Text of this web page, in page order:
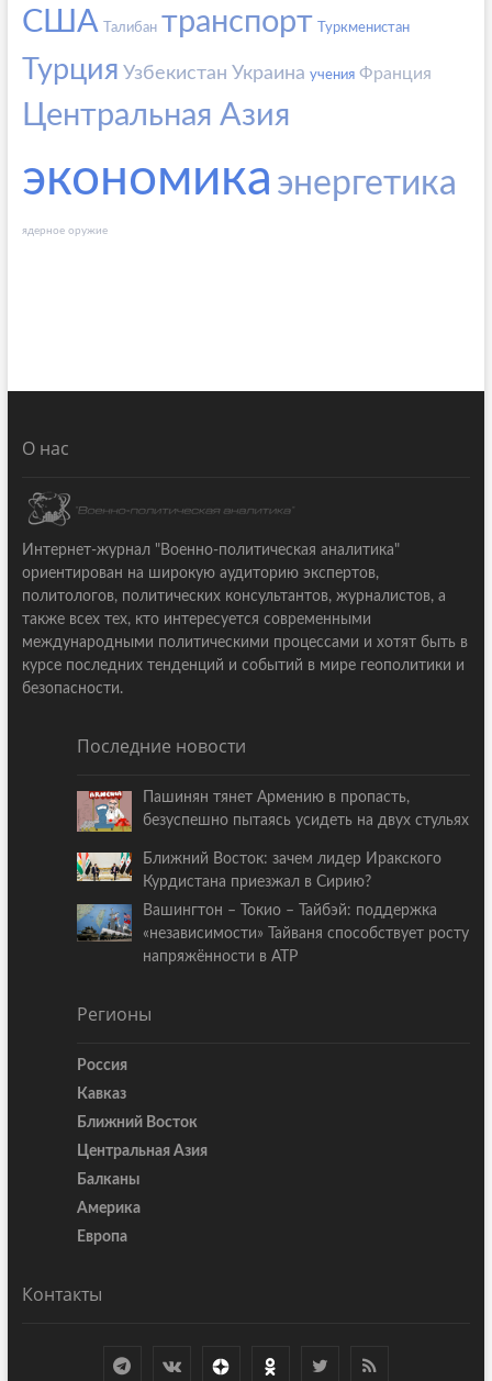
США Талибан транспорт Туркменистан
Турция Узбекистан Украина учения Франция
Центральная Азия
экономика энергетика
ядерное оружие
О нас
Интернет-журнал "Военно-политическая аналитика"
ориентирован на широкую аудиторию экспертов,
политологов, политических консультантов, журналистов, а
также всех тех, кто интересуется современными
международными политическими процессами и хотят быть в
курсе последних тенденций и событий в мире геополитики и
безопасности.
Последние новости
Пашинян тянет Армению в пропасть,
безуспешно пытаясь усидеть на двух стульях
Ближний Восток: зачем лидер Иракского
Курдистана приезжал в Сирию?
Вашингтон – Токио – Тайбэй: поддержка
«независимости» Тайваня способствует росту
напряжённости в АТР
Регионы
Россия
Кавказ
Ближний Восток
Центральная Азия
Балканы
Америка
Европа
Контакты